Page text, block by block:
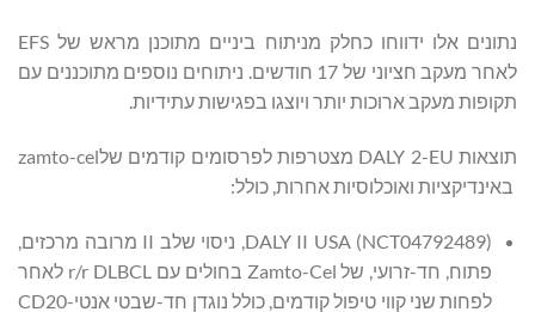
נתונים אלו ידווחו כחלק מניתוח ביניים מתוכנן מראש של EFS
לאחר מעקב חציוני של 17 חודשים. ניתוחים נוספים מתוכננים עם
תקופות מעקב ארוכות יותר ויוצגו בפגישות עתידיות.
תוצאות DALY 2-EU מצטרפות לפרסומים קודמים שלzamto-cel
באינדיקציות ואוכלוסיות אחרות, כולל:
DALY II USA (NCT04792489), ניסוי שלב II מרובה מרכזים,
פתוח, חד-זרועי, של Zamto-Cel בחולים עם r/r DLBCL לאחר
לפחות שני קווי טיפול קודמים, כולל נוגדן חד-שבטי אנטי-CD20